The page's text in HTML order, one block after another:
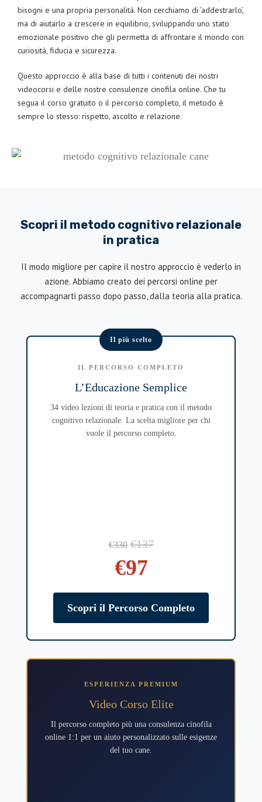
bisogni e una propria personalità. Non cerchiamo di ‘addestrarlo’,
ma di aiutarlo a crescere in equilibrio, sviluppando uno stato
emozionale positivo che gli permetta di affrontare il mondo con
curiosità, fiducia e sicurezza.
Questo approccio è alla base di tutti i contenuti dei nostri
videocorsi e delle nostre consulenze cinofila online. Che tu
segua il corso gratuito o il percorso completo, il metodo è
sempre lo stesso: rispetto, ascolto e relazione.
Scopri il metodo cognitivo relazionale
in pratica
Il modo migliore per capire il nostro approccio è vederlo in
azione. Abbiamo creato dei percorsi online per
accompagnarti passo dopo passo, dalla teoria alla pratica.
Il più scelto
IL PERCORSO COMPLETO
L’Educazione Semplice
34 video lezioni di teoria e pratica con il metodo
cognitivo relazionale. La scelta migliore per chi
vuole il percorso completo.
€330 €137
€97
Scopri il Percorso Completo
ESPERIENZA PREMIUM
Video Corso Elite
Il percorso completo più una consulenza cinofila
online 1:1 per un aiuto personalizzato sulle esigenze
del tuo cane.